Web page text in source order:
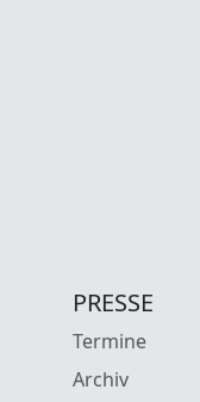
PRESSE
Termine
Archiv